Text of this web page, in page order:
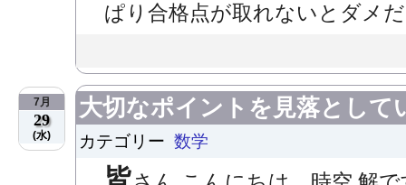
ぱり合格点が取れないとダメ
7月
29
(水)
大切なポイントを見落として
カテゴリー 数学